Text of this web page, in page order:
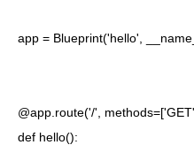
app = Blueprint('hello',
@app.route('/',
def hello():